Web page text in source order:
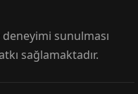
sunulması
sağlamaktadır.